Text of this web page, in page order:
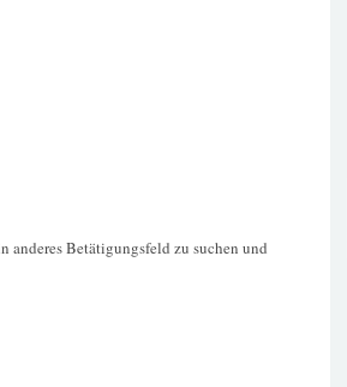
anderes Betätigungsfeld zu suchen und